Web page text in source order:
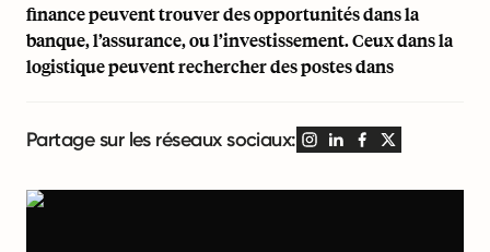
finance peuvent trouver des opportunités dans la
banque, l’assurance, ou l’investissement. Ceux dans la
logistique peuvent rechercher des postes dans
Partage sur les réseaux sociaux: